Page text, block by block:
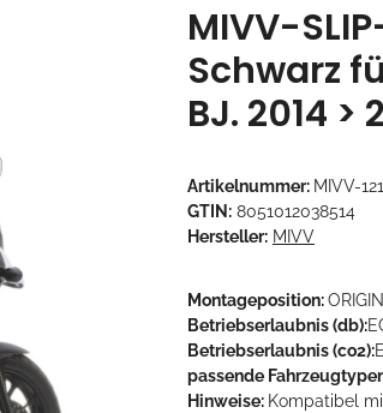
MIVV-
Schwarz
BJ. 2014 >
Artikelnummer: MIVV-
GTIN: 8051012038514
Hersteller: MIVV
Montageposition:
Betriebserlaubnis (db):
Betriebserlaubnis (co2):
passende
Hinweise: Kompatibel